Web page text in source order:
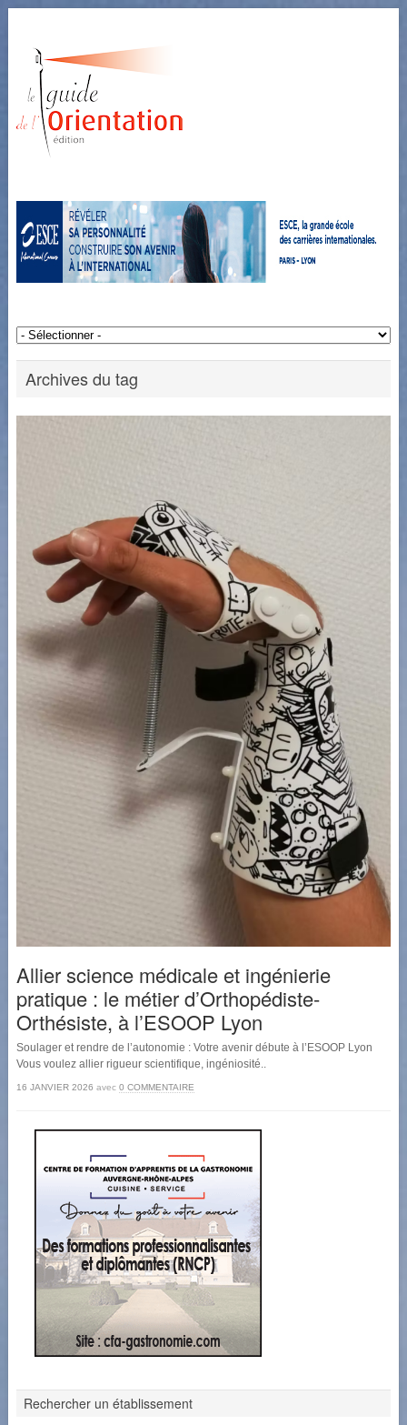
Archives du tag
Allier science médicale et ingénierie
pratique : le métier d’Orthopédiste-
Orthésiste, à l’ESOOP Lyon
Soulager et rendre de l’autonomie : Votre avenir débute à l’ESOOP Lyon
Vous voulez allier rigueur scientifique, ingéniosité..
16 JANVIER 2026 avec 0 COMMENTAIRE
Rechercher un établissement